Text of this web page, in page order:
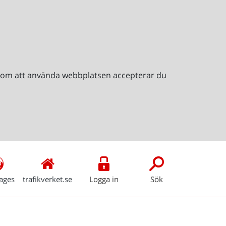
att använda webbplatsen accepterar du
trafikverket.se Logga in Sök